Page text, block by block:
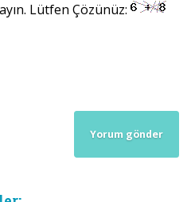
Lütfen Çözünüz: